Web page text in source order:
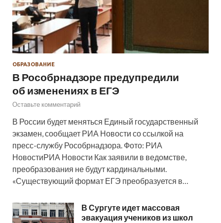
ОБРАЗОВАНИЕ
В Рособрнадзоре предупредили
об изменениях в ЕГЭ
Оставьте комментарий
В России будет меняться Единый государственный
экзамен, сообщает РИА Новости со ссылкой на
пресс-службу Рособрнадзора. Фото: РИА
НовостиРИА Новости Как заявили в ведомстве,
преобразования не будут кардинальными.
«Существующий формат ЕГЭ преобразуется в…
В Сургуте идет массовая
эвакуация учеников из школ